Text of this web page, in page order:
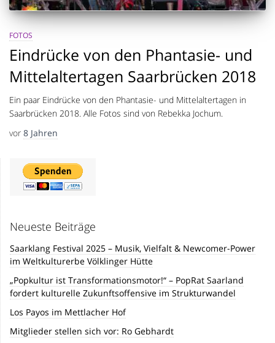
FOTOS
Eindrücke von den Phantasie- und
Mittelaltertagen Saarbrücken 2018
Ein paar Eindrücke von den Phantasie- und Mittelaltertagen in
Saarbrücken 2018. Alle Fotos sind von Rebekka Jochum.
vor 8 Jahren
Neueste Beiträge
Saarklang Festival 2025 – Musik, Vielfalt & Newcomer-Power
im Weltkulturerbe Völklinger Hütte
„Popkultur ist Transformationsmotor!“ – PopRat Saarland
fordert kulturelle Zukunftsoffensive im Strukturwandel
Los Payos im Mettlacher Hof
Mitglieder stellen sich vor: Ro Gebhardt